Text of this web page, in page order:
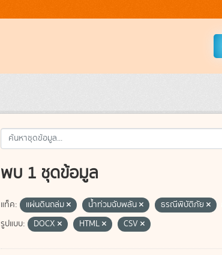
พบ 1 ชุดข้อมูล
แท็ค: แผ่นดินถล่ม น้ำท่วมฉับพลัน ธรณีพิบัติภัย
รูปแบบ:
DOCX HTML CSV